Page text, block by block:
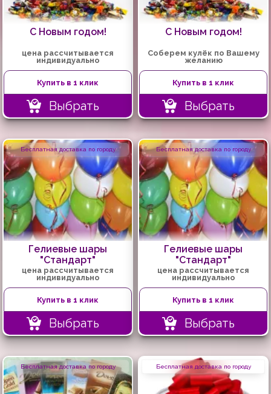
С Новым годом!
цена рассчитывается
индивидуально
Купить в 1 клик
Выбрать
С Новым годом!
Соберем кулёк по Вашему
желанию
Купить в 1 клик
Выбрать
Бесплатная доставка по городу
Гелиевые шары
"Стандарт"
цена рассчитывается
индивидуально
Купить в 1 клик
Выбрать
Бесплатная доставка по городу
Гелиевые шары
"Стандарт"
цена рассчитывается
индивидуально
Купить в 1 клик
Выбрать
Бесплатная доставка по городу Бесплатная доставка по городу